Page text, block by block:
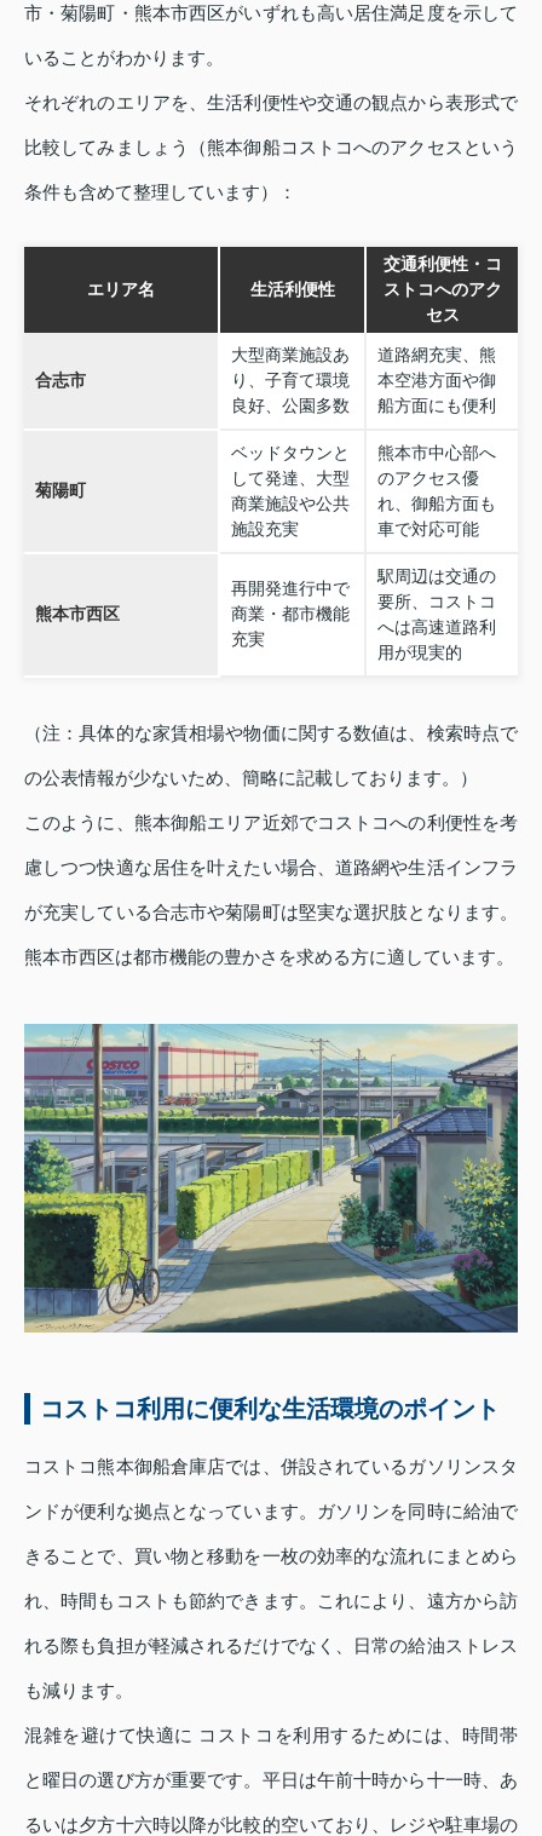
市・菊陽町・熊本市西区がいずれも高い居住満足度を示して
いることがわかります。
それぞれのエリアを、生活利便性や交通の観点から表形式で
比較してみましょう（熊本御船コストコへのアクセスという
条件も含めて整理しています）：
エリア名 生活利便性
交通利便性・コ
ストコへのアク
セス
合志市
大型商業施設あ
り、子育て環境
良好、公園多数
道路網充実、熊
本空港方面や御
船方面にも便利
菊陽町
ベッドタウンと
して発達、大型
商業施設や公共
施設充実
熊本市中心部へ
のアクセス優
れ、御船方面も
車で対応可能
熊本市西区
再開発進行中で
商業・都市機能
充実
駅周辺は交通の
要所、コストコ
へは高速道路利
用が現実的
（注：具体的な家賃相場や物価に関する数値は、検索時点で
の公表情報が少ないため、簡略に記載しております。）
このように、熊本御船エリア近郊でコストコへの利便性を考
慮しつつ快適な居住を叶えたい場合、道路網や生活インフラ
が充実している合志市や菊陽町は堅実な選択肢となります。
熊本市西区は都市機能の豊かさを求める方に適しています。
コストコ利用に便利な生活環境のポイント
コストコ熊本御船倉庫店では、併設されているガソリンスタ
ンドが便利な拠点となっています。ガソリンを同時に給油で
きることで、買い物と移動を一枚の効率的な流れにまとめら
れ、時間もコストも節約できます。これにより、遠方から訪
れる際も負担が軽減されるだけでなく、日常の給油ストレス
も減ります。
混雑を避けて快適に コストコを利用するためには、時間帯
と曜日の選び方が重要です。平日は午前十時から十一時、あ
るいは夕方十六時以降が比較的空いており、レジや駐車場の